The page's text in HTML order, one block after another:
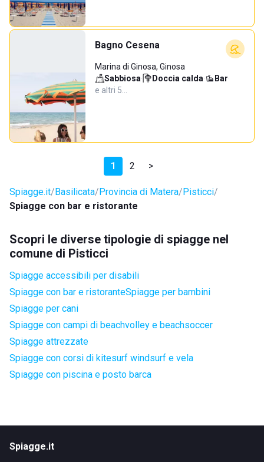
Bagno Cesena
Marina di Ginosa, Ginosa
Sabbiosa· Doccia calda· Bar·
e altri 5…
1 2 >
Spiagge.it Basilicata Provincia di Matera Pisticci
Spiagge con bar e ristorante
Scopri le diverse tipologie di spiagge nel
comune di Pisticci
Spiagge accessibili per disabili
Spiagge con bar e ristoranteSpiagge per bambini
Spiagge per cani
Spiagge con campi di beachvolley e beachsoccer
Spiagge attrezzate
Spiagge con corsi di kitesurf windsurf e vela
Spiagge con piscina e posto barca
Spiagge.it